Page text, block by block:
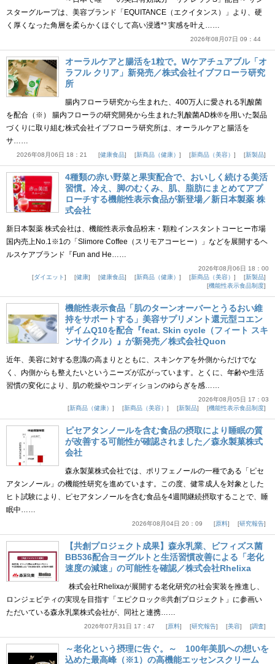
スターグループは、美容ブランド「EQUITANCE（エクイタンス）」より、硬
く厚くなった角層を柔らかくほぐして高い浸透*³ 実感を叶え……
2026年08月07日 09：44
オーラルケアと腸活を1粒で。Wケアチュアブル「オ
ラフル クリア」新発売／株式会社イブフローラ研究
所
腸内フローラ研究から生まれた、400万人に愛される乳酸菌
を配合（※） 腸内フローラの研究開発から生まれた乳酸菌AD株®を用いた製品
づくりに取り組む株式会社イブフローラ研究所は、オーラルケアと腸活を
サ……
2026年08月06日 18：21 健康食品 新商品（健康） 新商品（美容） 新製品
4種類の赤い野菜と果実配合で、おいしく続ける美活
習慣。冷え、脚のむくみ、肌、脂肪にまとめてアプ
ローチする機能性表示食品が新登場／新日本製薬 株
式会社
新日本製薬 株式会社は、機能性表示食品粉末・顆粒インスタントコーヒー市場
国内売上No.1※1の「Slimore Coffee（スリモアコーヒー）」などを展開するヘ
ルスケアブランド『Fun and He……
2026年08月06日 18：00
ダイエット
健康 健康食品 新商品（健康） 新商品（美容）
新製品
機能性表示食品制度
機能性表示食品「肌のターンオーバーとうるおい維
持をサポートする」美容サプリメント還元型コエン
ザイムQ10を配合『feat. Skin cycle（フィート スキ
ンサイクル）』が新発売／株式会社Quon
近年、美容に対する意識の高まりとともに、スキンケアを外側からだけでな
く、内側からも整えたいというニーズが広がっています。とくに、年齢や生活
習慣の変化により、肌の乾燥やコンディションのゆらぎを感……
2026年08月05日 17：03
新商品（健康）
新商品（美容） 新製品 機能性表示食品制度
ピセアタンノールを含む食品の摂取により睡眠の質
が改善する可能性が確認されました／森永製菓株式
会社
森永製菓株式会社では、ポリフェノールの一種である「ピセ
アタンノール」の機能性研究を進めています。この度、健常成人を対象とした
ヒト試験により、ピセアタンノールを含む食品を4週間継続摂取することで、睡
眠中……
2026年08月04日 20：09 原料 研究報告
【共創プロジェクト成果】森永乳業、ビフィズス菌
BB536配合ヨーグルトと生活習慣改善による「老化
速度の減速」の可能性を確認／株式会社Rhelixa
株式会社Rhelixaが展開する老化研究の社会実装を推進し、
ロンジェビティの実現を目指す「エピクロック®共創プロジェクト」に参画い
ただいている森永乳業株式会社が、同社と連携……
2026年07月31日 17：47 原料 研究報告 美容 調査
～老化という摂理に告ぐ。～ 100年美肌への想いを
込めた最高峰（※1）の高機能エッセンスクリーム